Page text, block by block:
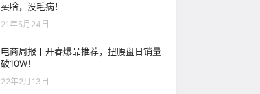
卖啥，没毛病！
21年5月24日
电商周报丨开春爆品推荐，扭腰盘日销量
破10W！
22年2月13日